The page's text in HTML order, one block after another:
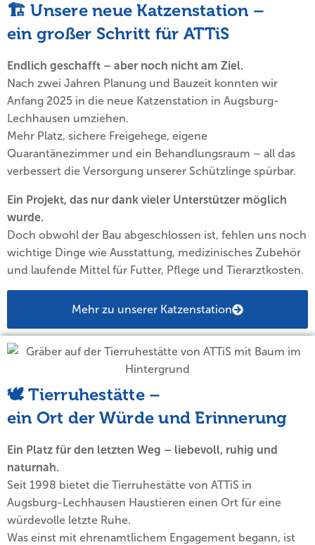
🏗️ Unsere neue Katzenstation –
ein großer Schritt für ATTiS
Endlich geschafft – aber noch nicht am Ziel.
Nach zwei Jahren Planung und Bauzeit konnten wir
Anfang 2025 in die neue Katzenstation in Augsburg-
Lechhausen umziehen.
Mehr Platz, sichere Freigehege, eigene
Quarantänezimmer und ein Behandlungsraum – all das
verbessert die Versorgung unserer Schützlinge spürbar.
Ein Projekt, das nur dank vieler Unterstützer möglich
wurde.
Doch obwohl der Bau abgeschlossen ist, fehlen uns noch
wichtige Dinge wie Ausstattung, medizinisches Zubehör
und laufende Mittel für Futter, Pflege und Tierarztkosten.
Mehr zu unserer Katzenstation
🕊️ Tierruhestätte –
ein Ort der Würde und Erinnerung
Ein Platz für den letzten Weg – liebevoll, ruhig und
naturnah.
Seit 1998 bietet die Tierruhestätte von ATTiS in
Augsburg-Lechhausen Haustieren einen Ort für eine
würdevolle letzte Ruhe.
Was einst mit ehrenamtlichem Engagement begann, ist